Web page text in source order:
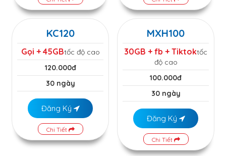
KC120
Gọi + 45GBtốc độ cao
120.000đ
30 ngày
Đăng Ký
Chi Tiết
MXH100
30GB + fb + Tiktoktốc
độ cao
100.000đ
30 ngày
Đăng Ký
Chi Tiết